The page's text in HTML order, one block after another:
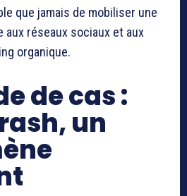
que jamais de mobiliser une
aux réseaux sociaux et aux
organique.
de cas :
un